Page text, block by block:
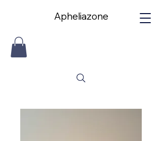
Apheliazone
Apheliazone